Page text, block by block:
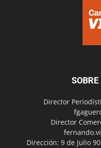
SOBRE
Director
Director
Dirección: 9 de Julio